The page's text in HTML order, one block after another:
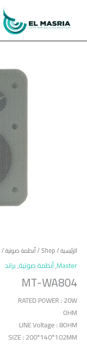
المحتوى
الرئيسية/
Shop
/أنظمة صوتية/
Master
,أنظمة صوتية,براند
MT-WA804
RATED POWER : 20W
OHM
LINE Voltage : 8OHM
SIZE : 200*140*102MM